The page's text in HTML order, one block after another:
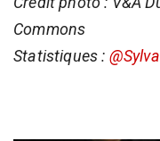
Commons
Statistiques :